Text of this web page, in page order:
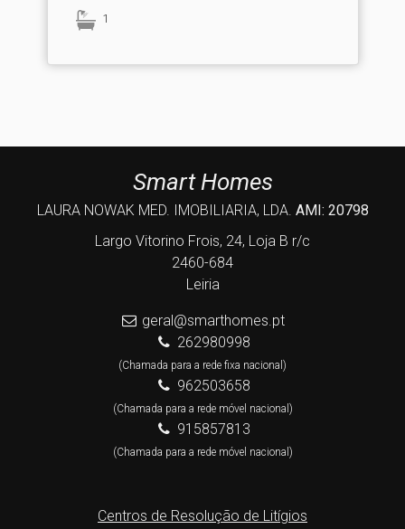
1
Smart Homes
LAURA NOWAK MED. IMOBILIARIA, LDA. AMI: 20798
Largo Vitorino Frois, 24, Loja B r/c
2460-684
Leiria
geral@smarthomes.pt
262980998
(Chamada para a rede fixa nacional)
962503658
(Chamada para a rede móvel nacional)
915857813
(Chamada para a rede móvel nacional)
Centros de Resolução de Litígios